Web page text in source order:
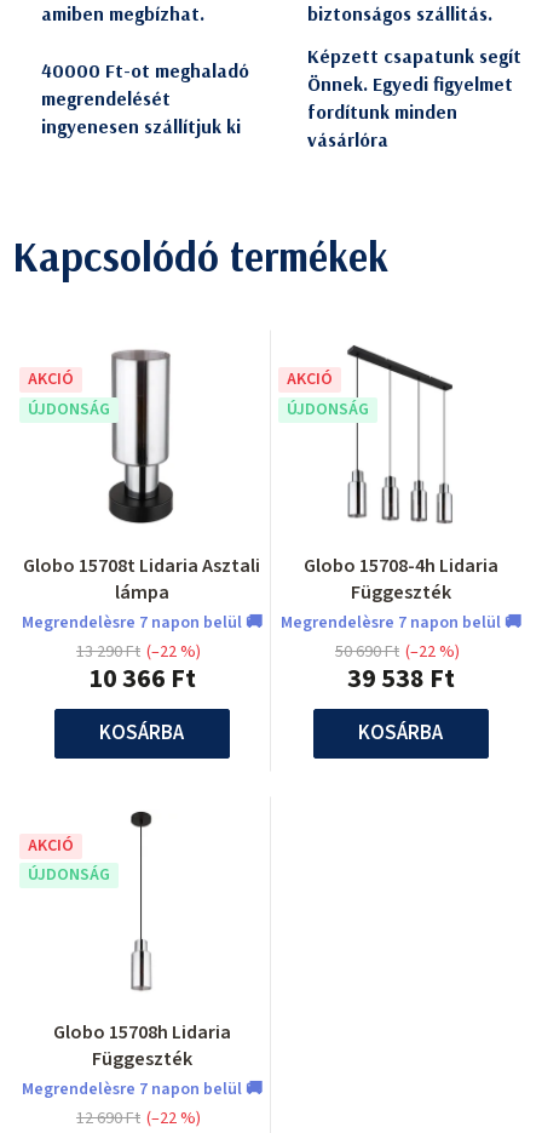
amiben megbízhat.
biztonságos szállitás.
40000 Ft-ot meghaladó
megrendelését
ingyenesen szállítjuk ki
Képzett csapatunk segít
Önnek. Egyedi figyelmet
fordítunk minden
vásárlóra
Kapcsolódó termékek
AKCIÓ
ÚJDONSÁG
Globo 15708t Lidaria Asztali
lámpa
Megrendelèsre 7 napon belül 🚚
10 366 Ft
13 290 Ft (–22 %)
KOSÁRBA
AKCIÓ
ÚJDONSÁG
Globo 15708-4h Lidaria
Függeszték
Megrendelèsre 7 napon belül 🚚
39 538 Ft
50 690 Ft (–22 %)
KOSÁRBA
AKCIÓ
ÚJDONSÁG
Globo 15708h Lidaria
Függeszték
Megrendelèsre 7 napon belül 🚚
12 690 Ft (–22 %)